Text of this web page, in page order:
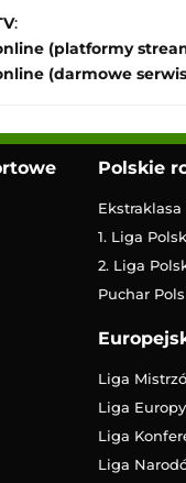
:
(platformy
(darmowe
Polskie
Ekstraklasa
1. Liga
2. Liga
Puchar
Liga
Liga Europy
Liga
Liga